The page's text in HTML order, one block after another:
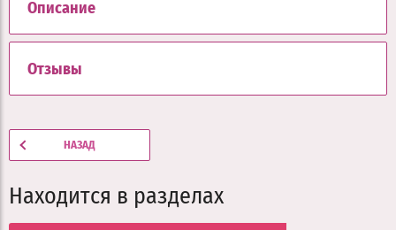
Описание
Отзывы
НАЗАД
Находится в разделах